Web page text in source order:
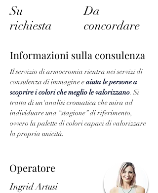
Su
richiesta
Da
concordare
Informazioni sulla consulenza
Il servizio di armocromia rientra nei servizi di
consulenza di immagine e aiuta le persone a
scoprire i colori che meglio le valorizzano. Si
tratta di un'analisi cromatica che mira ad
individuare una “stagione” di riferimento,
ovvero la palette di colori capaci di valorizzare
la propria unicità.
Operatore
Ingrid Artusi